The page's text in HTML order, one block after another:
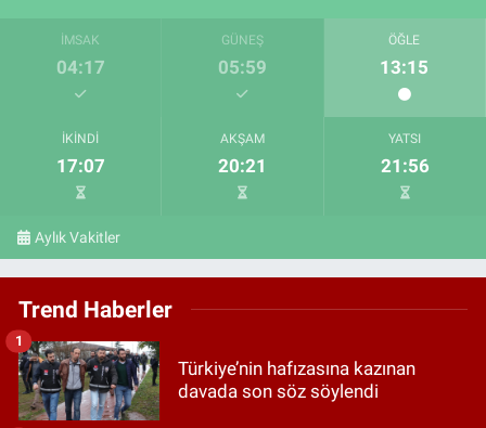
İMSAK
04:17
GÜNEŞ
05:59
ÖĞLE
13:15
İKINDI
17:07
AKŞAM
20:21
YATSI
21:56
Aylık Vakitler
Trend Haberler
Türkiye’nin hafızasına kazınan
davada son söz söylendi
1